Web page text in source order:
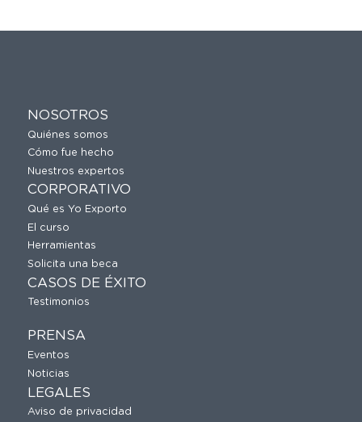
NOSOTROS
Quiénes somos
Cómo fue hecho
Nuestros expertos
CORPORATIVO
Qué es Yo Exporto
El curso
Herramientas
Solicita una beca
CASOS DE ÉXITO
Testimonios
PRENSA
Eventos
Noticias
LEGALES
Aviso de privacidad